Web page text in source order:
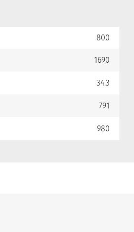
800
1690
34.3
791
980